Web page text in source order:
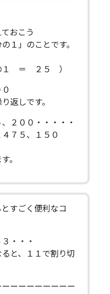
おこう
１」のことです。
１ ＝ ２５ ）
返しです。
２００・・・・・
７５、１５０
。
すごく便利なコ
・・・
と、１１で割り切
ーーーーーーーー